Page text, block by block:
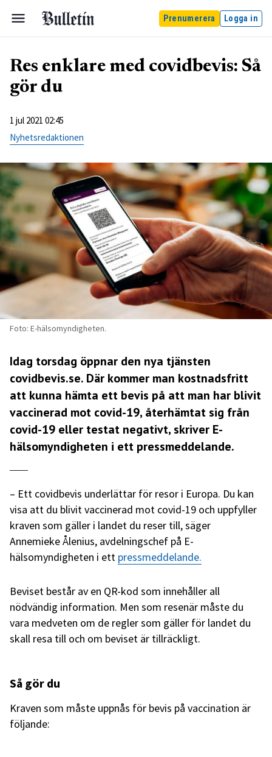
Prenumerera Logga in
Res enklare med covidbevis: Så
gör du
1 jul 2021 02:45
Nyhetsredaktionen
Foto: E-hälsomyndigheten.
Idag torsdag öppnar den nya tjänsten
covidbevis.se. Där kommer man kostnadsfritt
att kunna hämta ett bevis på att man har blivit
vaccinerad mot covid-19, återhämtat sig från
covid-19 eller testat negativt, skriver E-
hälsomyndigheten i ett pressmeddelande.
– Ett covidbevis underlättar för resor i Europa. Du kan
visa att du blivit vaccinerad mot covid-19 och uppfyller
kraven som gäller i landet du reser till, säger
Annemieke Ålenius, avdelningschef på E-
hälsomyndigheten i ett pressmeddelande.
Beviset består av en QR-kod som innehåller all
nödvändig information. Men som resenär måste du
vara medveten om de regler som gäller för landet du
skall resa till och om beviset är tillräckligt.
Så gör du
Kraven som måste uppnås för bevis på vaccination är
följande: